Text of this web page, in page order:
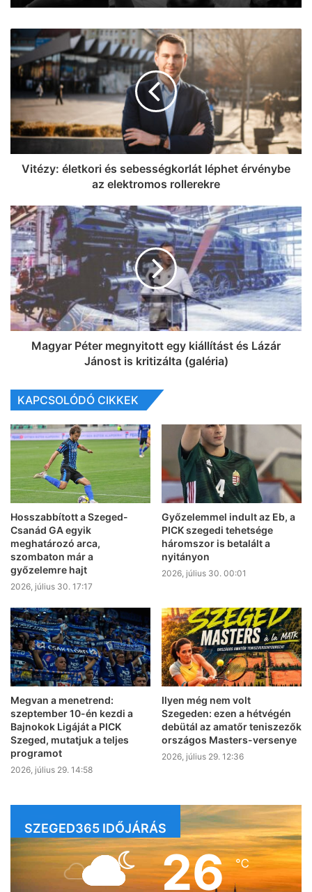
Vitézy: életkori és sebességkorlát léphet érvénybe
az elektromos rollerekre
Magyar Péter megnyitott egy kiállítást és Lázár
Jánost is kritizálta (galéria)
KAPCSOLÓDÓ CIKKEK
Hosszabbított a Szeged-
Csanád GA egyik
meghatározó arca,
szombaton már a
győzelemre hajt
2026, július 30. 17:17
Győzelemmel indult az Eb, a
PICK szegedi tehetsége
háromszor is betalált a
nyitányon
2026, július 30. 00:01
Megvan a menetrend:
szeptember 10-én kezdi a
Bajnokok Ligáját a PICK
Szeged, mutatjuk a teljes
programot
2026, július 29. 14:58
Ilyen még nem volt
Szegeden: ezen a hétvégén
debütál az amatőr teniszezők
országos Masters-versenye
2026, július 29. 12:36
SZEGED365 IDŐJÁRÁS
26℃